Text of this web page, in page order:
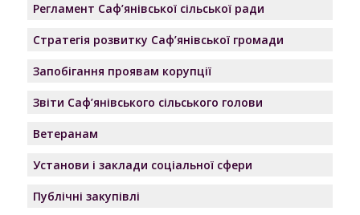
Регламент Саф’янівської сільської ради
Стратегія розвитку Саф’янівської громади
Запобігання проявам корупції
Звіти Саф’янівського сільського голови
Ветеранам
Установи і заклади соціальної сфери
Публічні закупівлі